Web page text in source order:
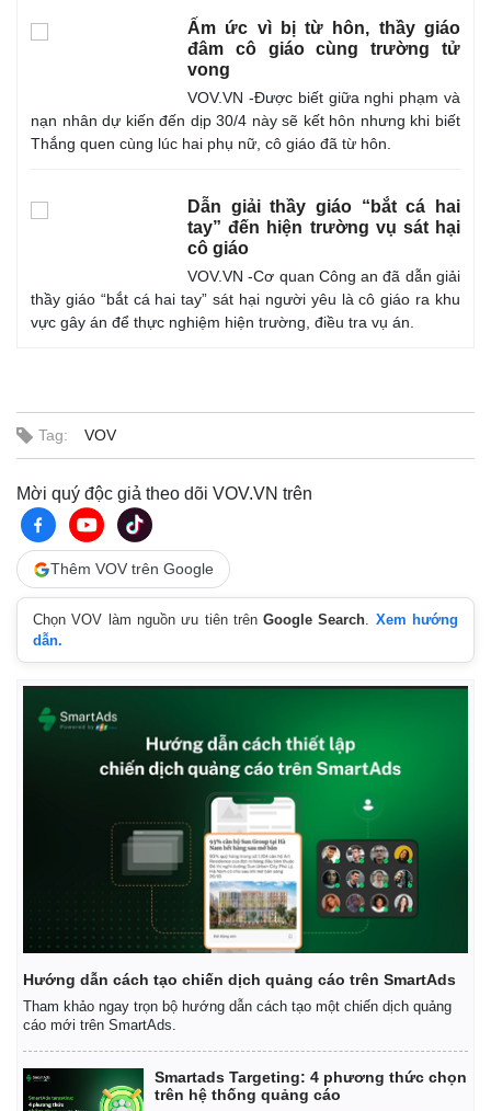
Thế giới
Quan sát
Cuộc sống đó đây
Hồ sơ
Multimedia
Infographic
Ấm ức vì bị từ hôn, thầy giáo
đâm cô giáo cùng trường tử
vong
VOV.VN -Được biết giữa nghi phạm và
nạn nhân dự kiến đến dịp 30/4 này sẽ kết hôn nhưng khi biết
Thắng quen cùng lúc hai phụ nữ, cô giáo đã từ hôn.
Dẫn giải thầy giáo “bắt cá hai
tay” đến hiện trường vụ sát hại
cô giáo
VOV.VN -Cơ quan Công an đã dẫn giải
thầy giáo “bắt cá hai tay” sát hại người yêu là cô giáo ra khu
vực gây án để thực nghiệm hiện trường, điều tra vụ án.
Tag: VOV
Mời quý độc giả theo dõi VOV.VN trên
Thêm VOV trên Google
Chọn VOV làm nguồn ưu tiên trênGoogle Search. Xem hướng
dẫn.
Hướng dẫn cách tạo chiến dịch quảng cáo trên SmartAds
Tham khảo ngay trọn bộ hướng dẫn cách tạo một chiến dịch quảng
cáo mới trên SmartAds.
Smartads Targeting: 4 phương thức chọn
trên hệ thống quảng cáo